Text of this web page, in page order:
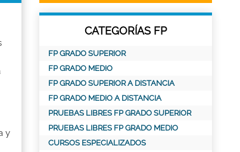
y
CATEGORÍAS FP
FP GRADO SUPERIOR
FP GRADO MEDIO
FP GRADO SUPERIOR A DISTANCIA
FP GRADO MEDIO A DISTANCIA
PRUEBAS LIBRES FP GRADO SUPERIOR
PRUEBAS LIBRES FP GRADO MEDIO
CURSOS ESPECIALIZADOS